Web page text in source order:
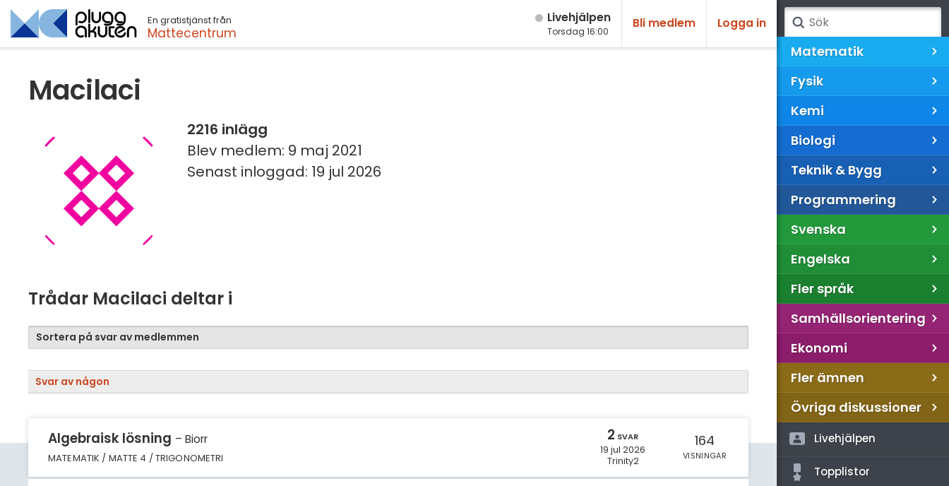
En gratistjänst från
Mattecentrum
Live­hjälpen
Torsdag 16:00
Bli medlem Logga in
Macilaci
2216 inlägg
Blev medlem: 9 maj 2021
Senast inloggad: 19 jul 2026
Trådar Macilaci deltar i
Sortera på svar av medlemmen
Svar av någon
Algebraisk lösning Biorr
MATEMATIK / MATTE 4 / TRIGONOMETRI
2 SVAR
19 jul 2026
Trinity2
164
VISNINGAR
Sök
Matematik
Fysik
Kemi
Biologi
Teknik & Bygg
Programmering
Svenska
Engelska
Fler språk
Samhällsorientering
Ekonomi
Fler ämnen
Övriga diskussioner
Livehjälpen
Topplistor